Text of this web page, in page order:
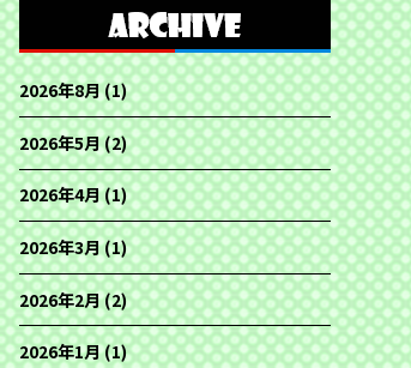
2026年8月(1)
2026年5月(2)
2026年4月(1)
2026年3月(1)
2026年2月(2)
2026年1月(1)